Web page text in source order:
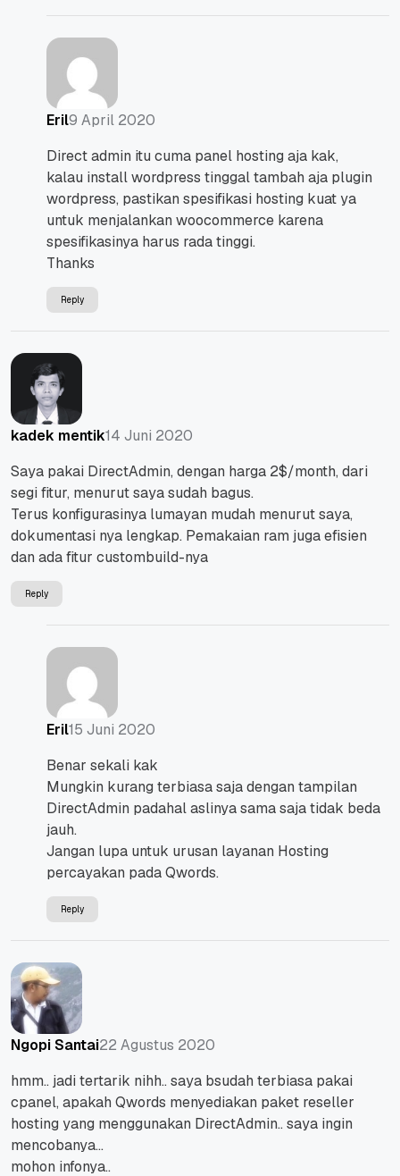
Eril9 April 2020
Direct admin itu cuma panel hosting aja kak,
kalau install wordpress tinggal tambah aja plugin
wordpress, pastikan spesifikasi hosting kuat ya
untuk menjalankan woocommerce karena
spesifikasinya harus rada tinggi.
Thanks
Reply
kadek mentik14 Juni 2020
Saya pakai DirectAdmin, dengan harga 2$/month, dari
segi fitur, menurut saya sudah bagus.
Terus konfigurasinya lumayan mudah menurut saya,
dokumentasi nya lengkap. Pemakaian ram juga efisien
dan ada fitur custombuild-nya
Reply
Eril15 Juni 2020
Benar sekali kak
Mungkin kurang terbiasa saja dengan tampilan
DirectAdmin padahal aslinya sama saja tidak beda
jauh.
Jangan lupa untuk urusan layanan Hosting
percayakan pada Qwords.
Reply
Ngopi Santai22 Agustus 2020
hmm.. jadi tertarik nihh.. saya bsudah terbiasa pakai
cpanel, apakah Qwords menyediakan paket reseller
hosting yang menggunakan DirectAdmin.. saya ingin
mencobanya…
mohon infonya..